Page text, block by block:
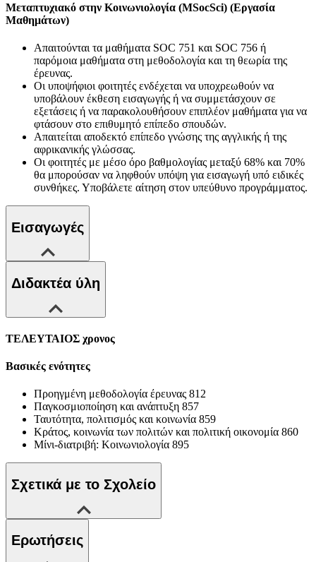
Μεταπτυχιακό στην Κοινωνιολογία (MSocSci) (Εργασία
Μαθημάτων)
Απαιτούνται τα μαθήματα SOC 751 και SOC 756 ή
παρόμοια μαθήματα στη μεθοδολογία και τη θεωρία της
έρευνας.
Οι υποψήφιοι φοιτητές ενδέχεται να υποχρεωθούν να
υποβάλουν έκθεση εισαγωγής ή να συμμετάσχουν σε
εξετάσεις ή να παρακολουθήσουν επιπλέον μαθήματα για να
φτάσουν στο επιθυμητό επίπεδο σπουδών.
Απαιτείται αποδεκτό επίπεδο γνώσης της αγγλικής ή της
αφρικανικής γλώσσας.
Οι φοιτητές με μέσο όρο βαθμολογίας μεταξύ 68% και 70%
θα μπορούσαν να ληφθούν υπόψη για εισαγωγή υπό ειδικές
συνθήκες. Υποβάλετε αίτηση στον υπεύθυνο προγράμματος.
Εισαγωγές
Διδακτέα ύλη
ΤΕΛΕΥΤΑΙΟΣ χρονος
Βασικές ενότητες
Προηγμένη μεθοδολογία έρευνας 812
Παγκοσμιοποίηση και ανάπτυξη 857
Ταυτότητα, πολιτισμός και κοινωνία 859
Κράτος, κοινωνία των πολιτών και πολιτική οικονομία 860
Μίνι-διατριβή: Κοινωνιολογία 895
Σχετικά με το Σχολείο
Ερωτήσεις